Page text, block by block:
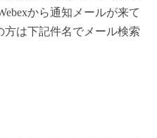
から通知メールが来て
方は下記件名でメール検索